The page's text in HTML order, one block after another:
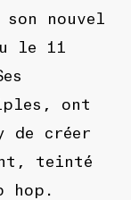
nouvel
le 11
ont
de créer
teinté
hop.